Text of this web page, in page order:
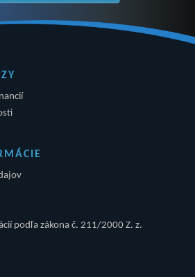
podľa zákona č. 211/2000 Z. z.